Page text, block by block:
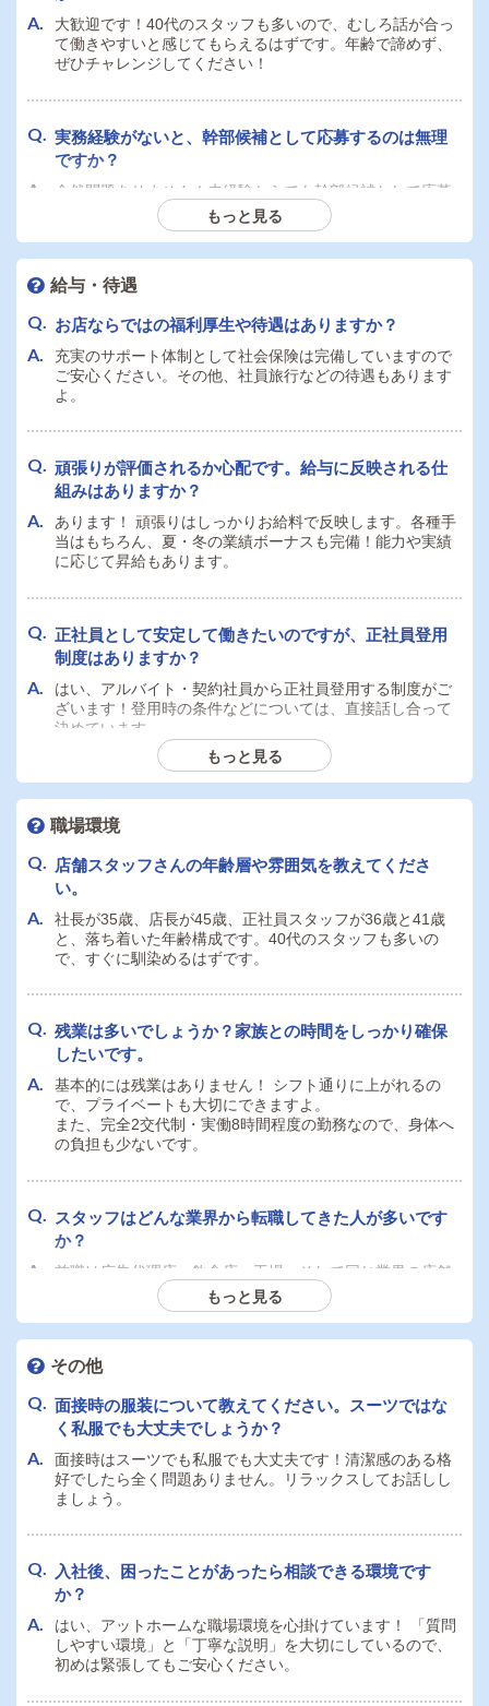
大歓迎です！40代のスタッフも多いので、むしろ話が合っ
て働きやすいと感じてもらえるはずです。年齢で諦めず、
ぜひチャレンジしてください！
実務経験がないと、幹部候補として応募するのは無理
ですか？
全然問題ありません！未経験からでも幹部候補として応募
可能です。最初は先輩が丁寧に教えますので、どんどん上
を目指していきましょう！
もっと見る
給与・待遇
お店ならではの福利厚生や待遇はありますか？
充実のサポート体制として社会保険は完備していますので
ご安心ください。その他、社員旅行などの待遇もあります
よ。
頑張りが評価されるか心配です。給与に反映される仕
組みはありますか？
あります！ 頑張りはしっかりお給料で反映します。各種手
当はもちろん、夏・冬の業績ボーナスも完備！能力や実績
に応じて昇給もあります。
正社員として安定して働きたいのですが、正社員登用
制度はありますか？
はい、アルバイト・契約社員から正社員登用する制度がご
ざいます！登用時の条件などについては、直接話し合って
決めています。
寮はありますか？
寮を完備しています。 緊急時でもご相談いただければ、ど
んな方でもすぐに働けるようサポート体制を整えていま
す！
もっと見る
職場環境
店舗スタッフさんの年齢層や雰囲気を教えてくださ
い。
社長が35歳、店長が45歳、正社員スタッフが36歳と41歳
と、落ち着いた年齢構成です。40代のスタッフも多いの
で、すぐに馴染めるはずです。
残業は多いでしょうか？家族との時間をしっかり確保
したいです。
基本的には残業はありません！ シフト通りに上がれるの
で、プライベートも大切にできますよ。
また、完全2交代制・実働8時間程度の勤務なので、身体へ
の負担も少ないです。
スタッフはどんな業界から転職してきた人が多いです
か？
前職は広告代理店、飲食店、工場、そして同じ業界の店舗
など様々です。異業種からの転職組が多いので、新しい方
もなじみやすい雰囲気です。
特に厳しい制限はありません。清潔感があり、あなたに似
合っていればOKです。自分らしいスタイルで働けますよ！
もっと見る
その他
面接時の服装について教えてください。スーツではな
く私服でも大丈夫でしょうか？
面接時はスーツでも私服でも大丈夫です！清潔感のある格
好でしたら全く問題ありません。リラックスしてお話しし
ましょう。
入社後、困ったことがあったら相談できる環境です
か？
はい、アットホームな職場環境を心掛けています！ 「質問
しやすい環境」と「丁寧な説明」を大切にしているので、
初めは緊張してもご安心ください。